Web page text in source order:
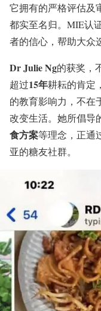
它拥有的严格评估及
都实至名归。MIE认
者的信心，帮助大众
Dr Julie Ng的获奖，
超过15年耕耘的肯定
的教育影响力，不在
改变生活。她所倡导
食方案等理念，正通
亚的糖友社群。